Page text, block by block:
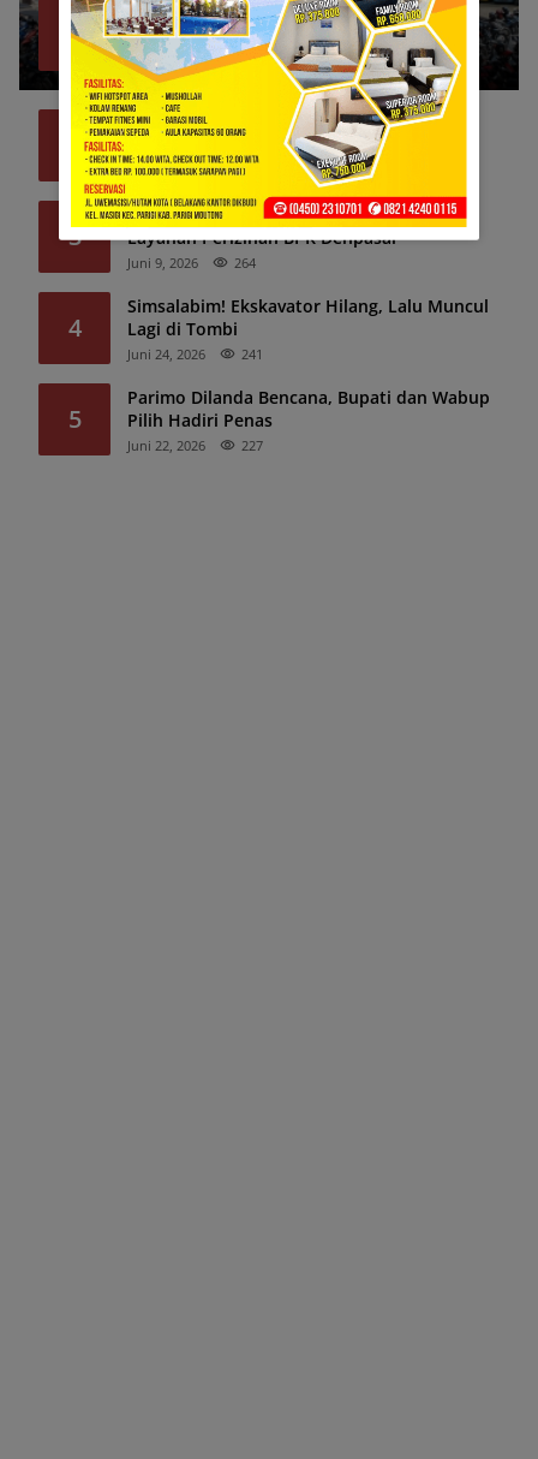
1
Bank Sulteng Cabang Parimo Belum Bayar
Refund Asuransi Kredit PNS?
Juli 6, 2026 1320
39 Pemda Kesulitan Gaji PPPK, Termasuk
Juni 8, 2026 292
3
Pelaku Usaha Perikanan Sorot “Lalod”
Layanan Perizinan BPK Denpasar
Juni 9, 2026 264
4
Simsalabim! Ekskavator Hilang, Lalu Muncul
Lagi di Tombi
Juni 24, 2026 241
5
Parimo Dilanda Bencana, Bupati dan Wabup
Pilih Hadiri Penas
Juni 22, 2026 227